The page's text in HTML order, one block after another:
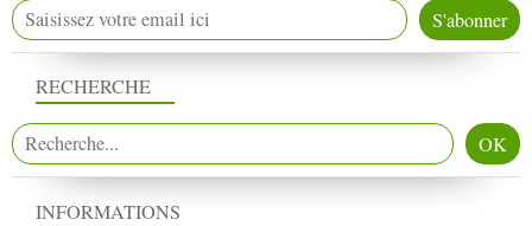
RECHERCHE
INFORMATIONS